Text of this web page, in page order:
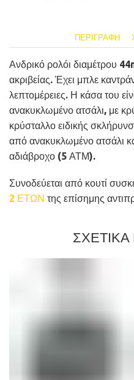
ΠΕΡΙΓΡΑΦΉ
Ανδρικό ρολόι διαμέτρου
ακριβείας. Έχει μπλε
λεπτομέρειες. Η κάσα του
ανακυκλωμένο ατσάλι, με
κρύσταλλο ειδικής
από ανακυκλωμένο ατσάλι
αδιάβροχο (5 ΑΤΜ).
Συνοδεύεται από κουτί
2 ΕΤΩΝ της επίσημης